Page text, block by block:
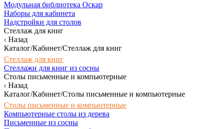
Модульная библиотека Оскар
Наборы для кабинета
Надстройки для столов
Стеллаж для книг
Назад
Каталог/Кабинет/Стеллаж для книг
Стеллаж для книг
Стеллажи для книг из сосны
Столы письменные и компьютерные
Назад
Каталог/Кабинет/Столы письменные и компьютерные
Столы письменные и компьютерные
Компьютерные столы из дерева
Письменные из сосны